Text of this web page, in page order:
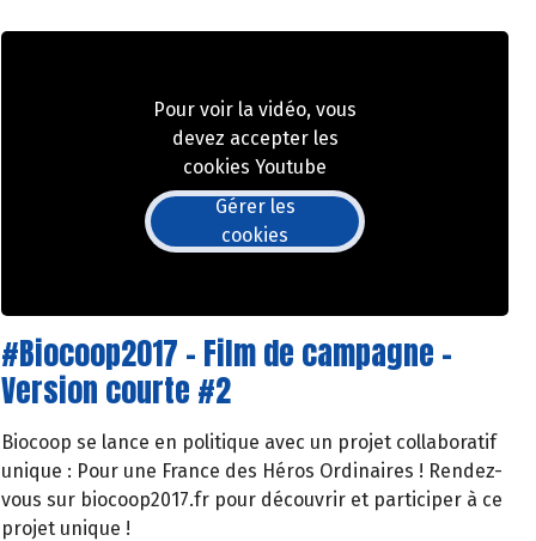
Pour voir la vidéo, vous
devez accepter les
cookies Youtube
Gérer les
cookies
#Biocoop2017 - Film de campagne -
Version courte #2
Biocoop se lance en politique avec un projet collaboratif
unique : Pour une France des Héros Ordinaires ! Rendez-
vous sur biocoop2017.fr pour découvrir et participer à ce
projet unique !